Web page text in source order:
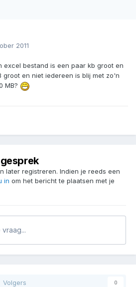
2011
excel bestand is een paar kb groot en
groot en niet iedereen is blij met zo'n
MB?
later registreren. Indien je reeds een
in om het bericht te plaatsen met je
Volgers 0